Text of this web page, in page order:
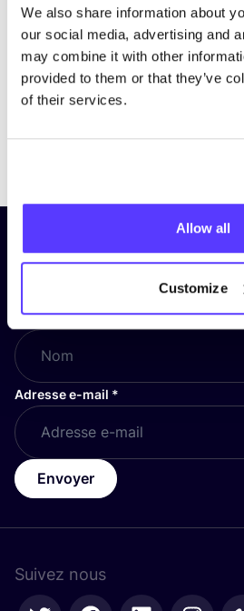
We also share information about
our social media, advertising and
may combine it with other
provided to them or that they’ve
of their services.
Allow all
Customize
Inscrivez-vous à
d’information et
Nom*
Adresse e-mail *
Envoyer
Suivez nous